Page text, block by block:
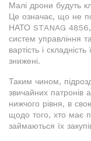
Малі дрони будуть
Це означає, що не
НАТО STANAG 4856,
систем управління
вартість і
знижені.
Таким чином,
звичайних патронів
нижчого рівня, в
щодо того, хто має
займаються їх